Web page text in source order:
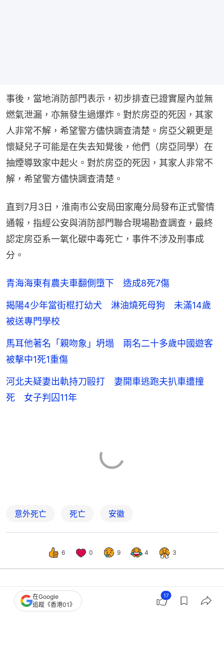
事後，當地消防部門表示，初步排查已證實屋內並無
燃氣泄漏，亦無發生過爆炸。對於房亞的死因，其家
人非常不解，希望警方儘快調查清楚。房亞父親更是
懷疑兒子可能是在失去知覺後，他們（房亞同學）在
抽煙導致家中起火。對於房亞的死因，其家人非常不
解，希望警方儘快調查清楚。
直到7月3日，淮南市公安局田家庵分局發布正式警情
通報，指經公安與消防部門聯合現場勘查調查，最終
認定房亞系一氧化碳中毒死亡，事件不涉及刑事成
分。
青海海東有農夫車翻側墮下 造成8死7傷
揭陽4少年當街棍打幼犬 淋油燒死母狗 未滿14歲
被送專門學校
馬耳他著名「親吻象」坍塌 兩名二十多歲中國遊客
被擊中1死1重傷
河北夫疑妻出軌持刀毆打 妻開車逃跑夫扒車遭撞
死 女子判囚11年
意外死亡 死亡 安徽
6 0 9 4 3
中國 大國小事
山東41歲打鐵花網紅｢村夫｣疑一氧化碳
在Google
追蹤《香港01》
17